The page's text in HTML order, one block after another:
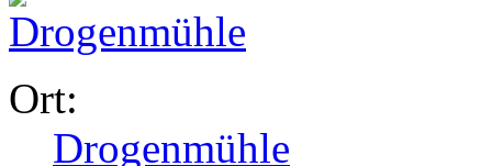
Ort:
Drogenmühle